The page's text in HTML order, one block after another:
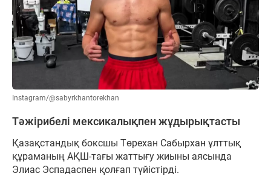
Instagram/@sabyrkhantorekhan
Тәжірибелі мексикалықпен жұдырықтасты
Қазақстандық боксшы Төрехан Сабырхан ұлттық
құраманың АҚШ-тағы жаттығу жиыны аясында
Элиас Эспадаспен қолғап түйістірді.